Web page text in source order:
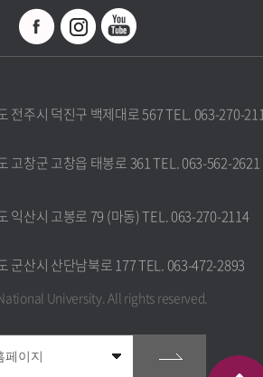
전주시 덕진구 백제대로 567 TEL. 063-270-
고창군 고창읍 태봉로 361 TEL. 063-562-2621
익산시 고봉로 79 (마동) TEL. 063-270-2114
군산시 산단남북로 177 TEL. 063-472-2893
University.All rights reserved.